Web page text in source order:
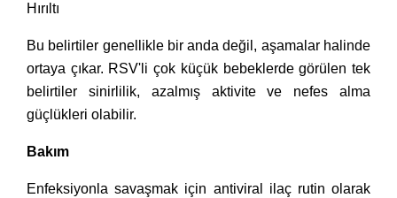
Hırıltı
Bu belirtiler genellikle bir anda değil, aşamalar halinde
ortaya çıkar. RSV'li çok küçük bebeklerde görülen tek
belirtiler sinirlilik, azalmış aktivite ve nefes alma
güçlükleri olabilir.
Bakım
Enfeksiyonla savaşmak için antiviral ilaç rutin olarak